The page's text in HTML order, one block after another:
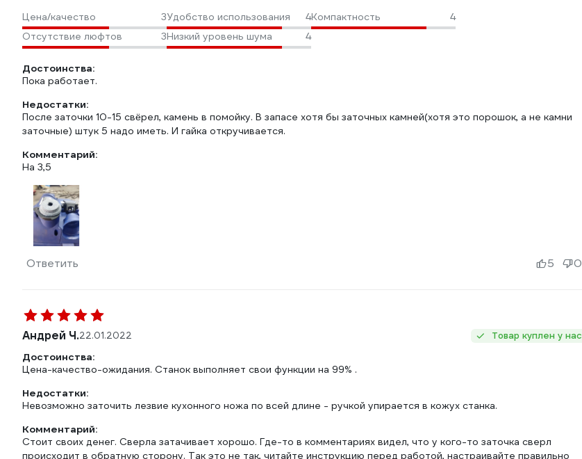
Цена/качество 3Удобство использования 4Компактность
4
Отсутствие люфтов
3Низкий уровень шума 4
Достоинства:
Пока работает.
Недостатки:
После заточки 10-15 свëрел, камень в помойку. В запасе хотя бы заточных камней(хотя это порошок, а не камни
заточные) штук 5 надо иметь. И гайка откручивается.
Комментарий:
На 3,5
Ответить 5 0
Андрей Ч.22.01.2022 Товар куплен у нас
Достоинства:
Цена-качество-ожидания. Станок выполняет свои функции на 99% .
Недостатки:
Невозможно заточить лезвие кухонного ножа по всей длине - ручкой упирается в кожух станка.
Комментарий:
Стоит своих денег. Сверла затачивает хорошо. Где-то в комментариях видел, что у кого-то заточка сверл
происходит в обратную сторону. Так это не так, читайте инструкцию перед работой, настраивайте правильно